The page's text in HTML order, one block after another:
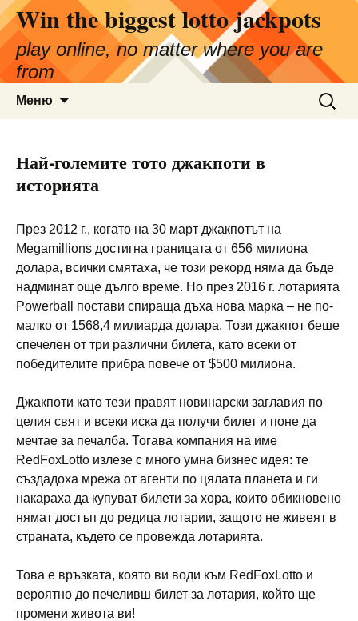
Към
съдържанието
Win the biggest lotto jackpots
play online, no matter where you are
from
Меню
за:
Най-големите тото джакпоти в
историята
През 2012 г., когато на 30 март джакпотът на
Megamillions достигна границата от 656 милиона
долара, всички смятаха, че този рекорд няма да бъде
надминат още дълго време. Но през 2016 г. лотарията
Powerball постави спираща дъха нова марка – не по-
малко от 1568,4 милиарда долара. Този джакпот беше
спечелен от три различни билета, като всеки от
победителите прибра повече от $500 милиона.
Джакпоти като тези правят новинарски заглавия по
целия свят и всеки иска да получи билет и поне да
мечтае за печалба. Тогава компания на име
RedFoxLotto излезе с много умна бизнес идея: те
създадоха мрежа от агенти по цялата планета и ги
накараха да купуват билети за хора, които обикновено
нямат достъп до редица лотарии, защото не живеят в
страната, където се провежда лотарията.
Това е връзката, която ви води към RedFoxLotto и
вероятно до печеливш билет за лотария, който ще
промени живота ви!